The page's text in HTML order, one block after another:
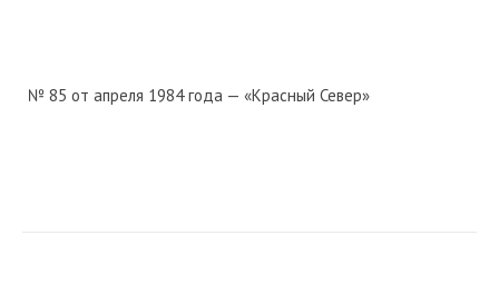
№ 85 от апреля 1984 года — «Красный Север»